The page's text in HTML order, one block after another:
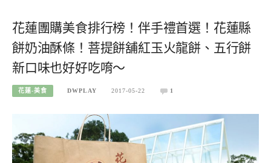
花蓮團購美食排行榜！伴手禮首選！花蓮縣
餅奶油酥條！菩提餅舖紅玉火龍餅、五行餅
新口味也好好吃唷～
花蓮-美食 DWPLAY 2017-05-22 1